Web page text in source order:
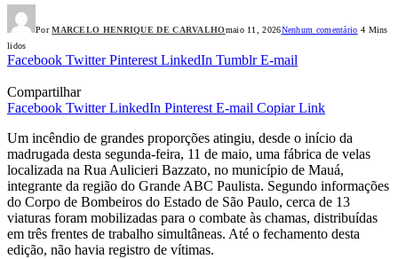
Por MARCELO HENRIQUE DE CARVALHOmaio 11, 2026Nenhum comentário 4 Mins
lidos
Facebook Twitter Pinterest LinkedIn Tumblr E-mail
Compartilhar
Facebook Twitter LinkedIn Pinterest E-mail Copiar Link
Um incêndio de grandes proporções atingiu, desde o início da
madrugada desta segunda-feira, 11 de maio, uma fábrica de velas
localizada na Rua Aulicieri Bazzato, no município de Mauá,
integrante da região do Grande ABC Paulista. Segundo informações
do Corpo de Bombeiros do Estado de São Paulo, cerca de 13
viaturas foram mobilizadas para o combate às chamas, distribuídas
em três frentes de trabalho simultâneas. Até o fechamento desta
edição, não havia registro de vítimas.